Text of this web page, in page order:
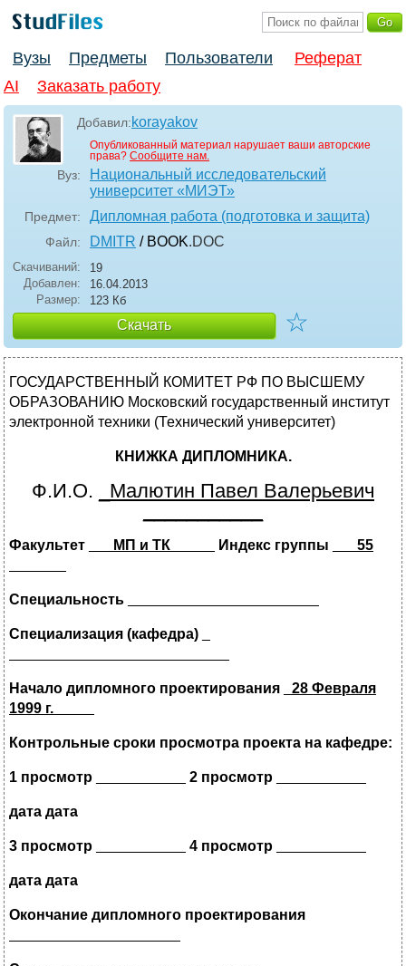
Вузы Предметы Пользователи
Реферат
AI
Заказать работу
Добавил:korayakov
Опубликованный материал нарушает ваши авторские
права? Сообщите нам.
Вуз:
Национальный исследовательский
университет «МИЭТ»
Предмет: Дипломная работа (подготовка и защита)
Файл: DMITR / BOOK.DOC
Скачиваний:
19
Добавлен:
16.04.2013
Размер:
123 Кб
Скачать ☆
ГОСУДАРСТВЕННЫЙ КОМИТЕТ РФ ПО ВЫСШЕМУ
ОБРАЗОВАНИЮ Московский государственный институт
электронной техники (Технический университет)
КНИЖКА ДИПЛОМНИКА.
Ф.И.О.
_Малютин Павел Валерьевич
Факультет ___МП и ТК_ Индекс группы
___55
Специальность
Специализация (кафедра)
Начало дипломного проектирования
_28 Февраля
1999 г._____
Контрольные сроки просмотра проекта на кафедре:
1 просмотр 2 просмотр
дата дата
3 просмотр 4 просмотр
дата дата
Окончание дипломного проектирования